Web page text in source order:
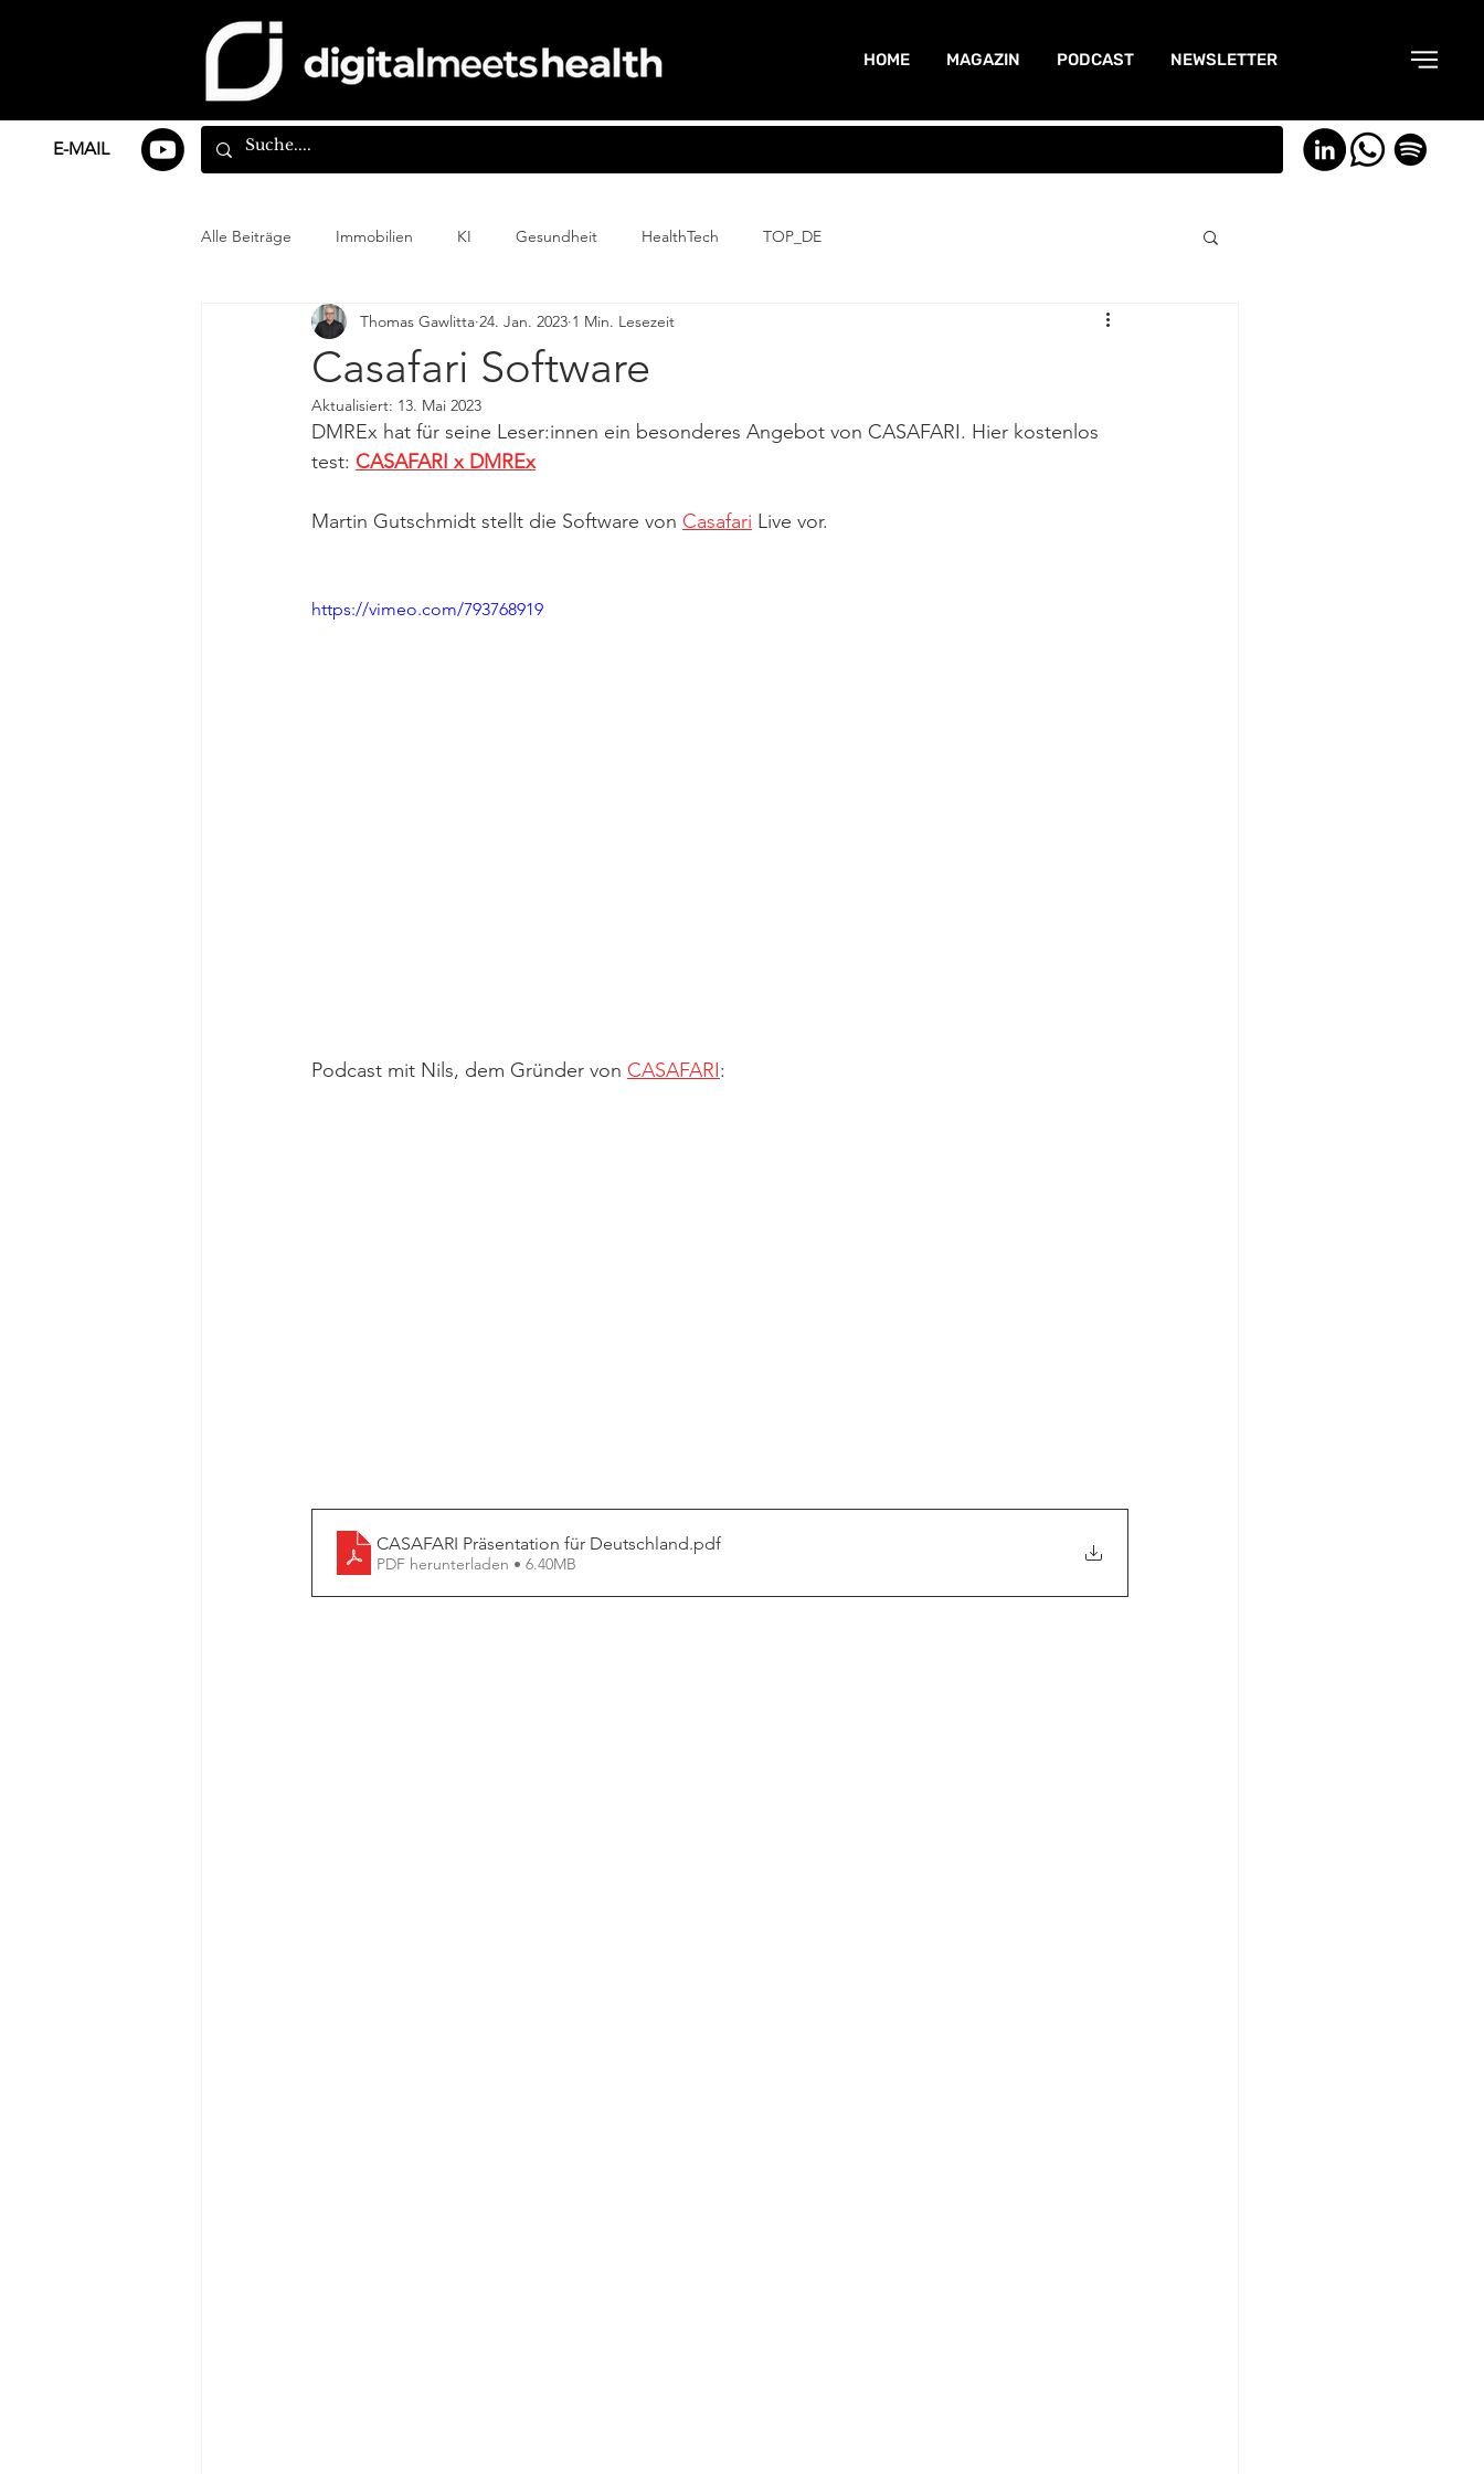
E-MAIL
HOME MAGAZIN PODCAST NEWSLETTER
Alle Beiträge Immobilien KI Gesundheit HealthTech TOP_DE
Casafari Software
Thomas Gawlitta 24. Jan. 2023 1 Min. Lesezeit
Aktualisiert: 13. Mai 2023
DMREx hat für seine Leser:innen ein besonderes Angebot von CASAFARI. Hier kostenlos
test: CASAFARI x DMREx
Martin Gutschmidt stellt die Software von Casafari Live vor.
https://vimeo.com/793768919
Podcast mit Nils, dem Gründer von CASAFARI:
CASAFARI Präsentation für Deutschland.pdf
PDF herunterladen • 6.40MB